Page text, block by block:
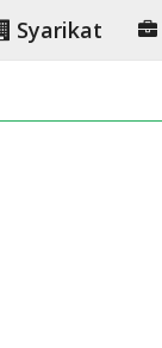
Syarikat